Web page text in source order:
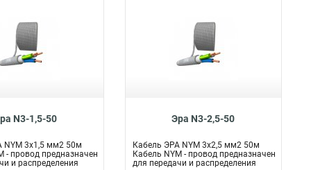
N3-1,5-50
NYM 3х1,5 мм2 50м
- провод предназначен
и распределения
Эра N3-2,5-50
Кабель ЭРА NYM 3х2,5 мм2 50м
Кабель NYM - провод предназначен
для передачи и распределения